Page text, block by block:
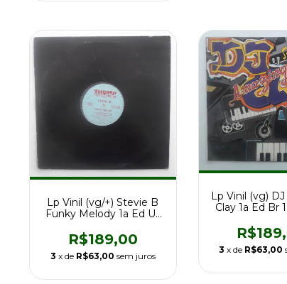
Lp Vinil (vg/+) Stevie B
Funky Melody 1a Ed Us
R$189,00
3 x de R$63,00 sem juros
Lp Vinil (vg)
Clay 1a Ed Br
3 x de R$63,00